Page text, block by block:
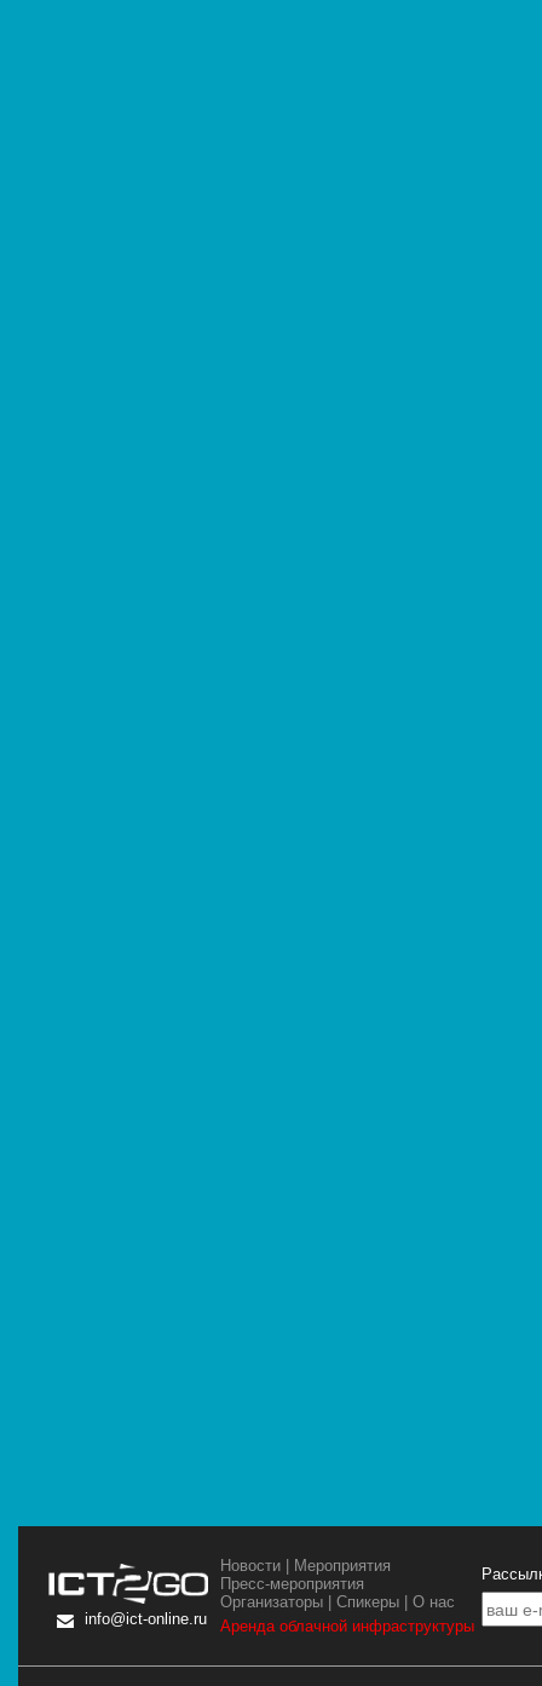
info@ict-online.ru
Новости
Мероприятия
Пресс-мероприятия
Организаторы |Спикеры |О нас
Аренда облачной инфраструктуры